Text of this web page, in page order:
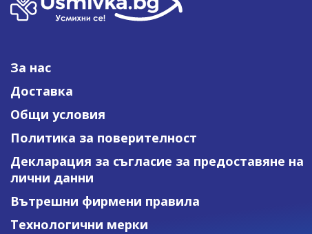
За нас
Доставка
Общи условия
Политика за поверителност
Декларация за съгласие за предоставяне на
лични данни
Вътрешни фирмени правила
Технологични мерки